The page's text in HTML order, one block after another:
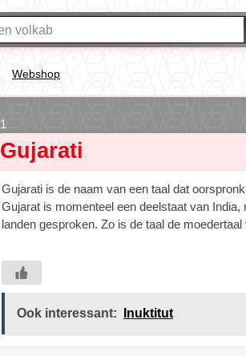
Webshop
Gujarati
Gujarati is de naam van een taal dat
Gujarat is momenteel een deelstaat van
landen gesproken. Zo is de taal de
Ook interessant: Inuktitut